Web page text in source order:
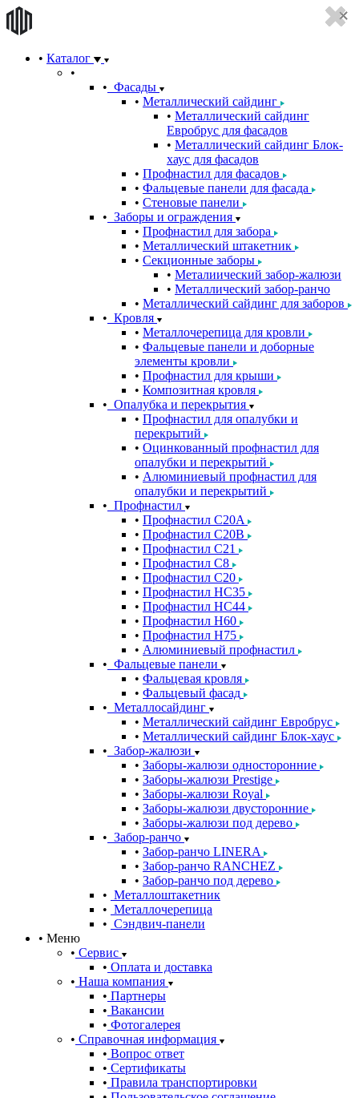
Каталог
Фасады
Металлический сайдинг
Металлический сайдинг
Евробрус для фасадов
Металлический сайдинг Блок-
хаус для фасадов
Профнастил для фасадов
Фальцевые панели для фасада
Стеновые панели
Заборы и ограждения
Профнастил для забора
Металлический штакетник
Секционные заборы
Металиический забор-жалюзи
Металлический забор-ранчо
Металлический сайдинг для заборов
Кровля
Металлочерепица для кровли
Фальцевые панели и доборные
элементы кровли
Профнастил для крыши
Композитная кровля
Опалубка и перекрытия
Профнастил для опалубки и
перекрытий
Оцинкованный профнастил для
опалубки и перекрытий
Алюминиевый профнастил для
опалубки и перекрытий
Профнастил
Профнастил С20A
Профнастил С20B
Профнастил С21
Профнастил С8
Профнастил С20
Профнастил НС35
Профнастил НС44
Профнастил Н60
Профнастил Н75
Алюминиевый профнастил
Фальцевые панели
Фальцевая кровля
Фальцевый фасад
Металлосайдинг
Металлический сайдинг Евробрус
Металлический сайдинг Блок-хаус
Забор-жалюзи
Заборы-жалюзи односторонние
Заборы-жалюзи Prestige
Заборы-жалюзи Royal
Заборы-жалюзи двусторонние
Заборы-жалюзи под дерево
Забор-ранчо
Забор-ранчо LINERA
Забор-ранчо RANCHEZ
Забор-ранчо под дерево
Металлоштакетник
Металлочерепица
Сэндвич-панели
Меню
Сервис
Оплата и доставка
Наша компания
Партнеры
Вакансии
Фотогалерея
Справочная информация
Вопрос ответ
Сертификаты
Правила транспортировки